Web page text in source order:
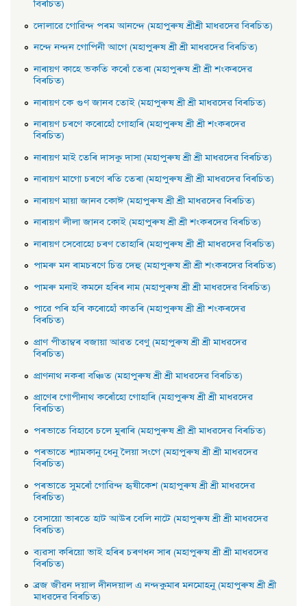
বিৰচিত)
দোলাৱে গােৱিন্দ পৰম আনন্দে (মহাপুৰুষ শ্ৰীশ্ৰী মাধৱদেৱ বিৰচিত)
নন্দে নন্দন গােপিনী আগে (মহাপুৰুষ শ্ৰী শ্ৰী মাধৱদেৱ বিৰচিত)
নাৰায়ণ কাহে ভকতি কৰোঁ তেৰা (মহাপুৰুষ শ্ৰী শ্ৰী শংকৰদেৱ
বিৰচিত)
নাৰায়ণ কে গুণ জানব তােই (মহাপুৰুষ শ্ৰী শ্ৰী মাধৱদেৱ বিৰচিত)
নাৰায়ণ চৰণে কৰোহোঁ গােহাৰি (মহাপুৰুষ শ্ৰী শ্ৰী শংকৰদেৱ
বিৰচিত)
নাৰায়ণ মাই তেৰি দাসকু দাসা (মহাপুৰুষ শ্ৰী শ্ৰী মাধৱদেৱ বিৰচিত)
নাৰায়ণ মাগো চৰণে ৰতি তেৰা (মহাপুৰুষ শ্ৰী শ্ৰী মাধৱদেৱ বিৰচিত)
নাৰায়ণ মায়া জানব কোঈ (মহাপুৰুষ শ্ৰী শ্ৰী মাধৱদেৱ বিৰচিত)
নাৰায়ণ লীলা জানব কোই (মহাপুৰুষ শ্ৰী শ্ৰী শংকৰদেৱ বিৰচিত)
নাৰায়ণ সেবােহাে চৰণ তােহাৰি (মহাপুৰুষ শ্ৰী শ্ৰী মাধৱদেৱ বিৰচিত)
পামৰু মন ৰামচৰণে চিত্ত দেহু (মহাপুৰুষ শ্ৰী শ্ৰী শংকৰদেৱ বিৰচিত)
পামৰু মনাই কমনে হৰিৰ নাম (মহাপুৰুষ শ্ৰী শ্ৰী মাধৱদেৱ বিৰচিত)
পাৱে পৰি হৰি কৰোহোঁ কাতৰি (মহাপুৰুষ শ্ৰী শ্ৰী শংকৰদেৱ
বিৰচিত)
প্রাণ পীতাম্বৰ বজায়া আৱত বেণু (মহাপুৰুষ শ্ৰী শ্ৰী মাধৱদেৱ
বিৰচিত)
প্রাণনাথ নকৰা বঞ্চিত (মহাপুৰুষ শ্ৰী শ্ৰী মাধৱদেৱ বিৰচিত)
প্রাণেৰ গােপীনাথ কৰোঁহাে গােহাৰি (মহাপুৰুষ শ্ৰী শ্ৰী মাধৱদেৱ
বিৰচিত)
পৰভাতে বিহাবে চলে মুৰাৰি (মহাপুৰুষ শ্ৰী শ্ৰী মাধৱদেৱ বিৰচিত)
পৰভাতে শ্যামকানু ধেনু লৈয়া সংগে (মহাপুৰুষ শ্ৰী শ্ৰী মাধৱদেৱ
বিৰচিত)
পৰভাতে সুমৰোঁ গােৱিন্দ হৃষীকেশ (মহাপুৰুষ শ্ৰী শ্ৰী মাধৱদেৱ
বিৰচিত)
বেসায়াে ভাৰতে হাট আউৰ বেলি নাটে (মহাপুৰুষ শ্ৰী শ্ৰী মাধৱদেৱ
বিৰচিত)
ব্যৱসা কৰিয়াে ভাই হৰিৰ চৰণধন সাৰ (মহাপুৰুষ শ্ৰী শ্ৰী মাধৱদেৱ
বিৰচিত)
ব্রজ জীৱন দয়াল দীনদয়াল এ নন্দকুমাৰ মনমােহনু (মহাপুৰুষ শ্ৰী শ্ৰী
মাধৱদেৱ বিৰচিত)